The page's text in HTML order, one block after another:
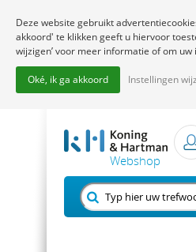
Deze website gebruikt
akkoord' te klikken geeft u hiervoor
wijzigen’ voor meer informatie of om
Oké, ik ga akkoord Instellingen